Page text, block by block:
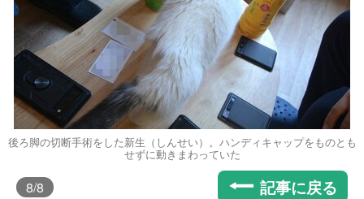
後ろ脚の切断手術をした新生（しんせい）。ハンディキャップをものとも
せずに動きまわっていた
8/8 記事に戻る